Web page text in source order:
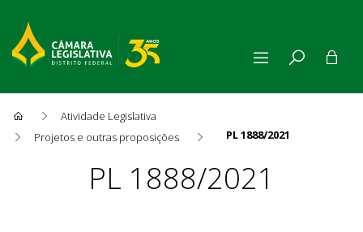
Atividade Legislativa
Projetos e outras proposições
PL 1888/2021
ProposiçãoPL 1888/2021